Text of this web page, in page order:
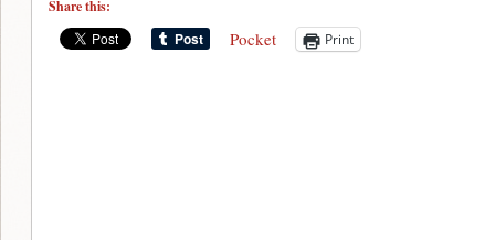
Share this:
Pocket Print